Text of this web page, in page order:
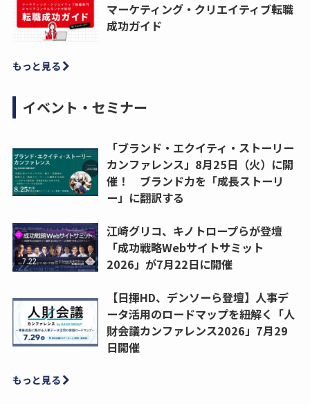
マーケティング・クリエイティブ転職
成功ガイド
もっと見る
イベント・セミナー
「ブランド・エクイティ・ストーリー
カンファレンス」8月25日（火）に開
催！ ブランド力を「成長ストーリ
ー」に翻訳する
江崎グリコ、キノトロープらが登壇
「成功戦略Webサイトサミット
2026」が7月22日に開催
【日揮HD、デンソーら登壇】人事デ
ータ活用のロードマップを紐解く「人
財会議カンファレンス2026」7月29
日開催
もっと見る